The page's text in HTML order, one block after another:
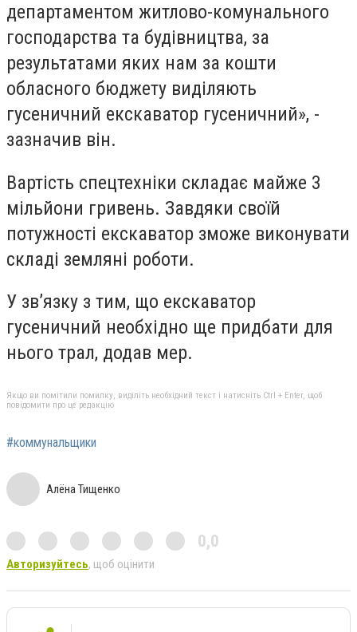
департаментом житлово-комунального
господарства та будівництва, за
результатами яких нам за кошти
обласного бюджету виділяють
гусеничний екскаватор гусеничний», -
зазначив він.
Вартість спецтехніки складає майже 3
мільйони гривень. Завдяки своїй
потужності екскаватор зможе виконувати
складі земляні роботи.
У зв’язку з тим, що екскаватор
гусеничний необхідно ще придбати для
нього трал, додав мер.
Якщо ви помітили помилку, виділіть необхідний текст і натисніть Ctrl + Enter, щоб
повідомити про це редакцію
#коммунальщики
Алёна Тищенко
0,0
Авторизуйтесь, щоб оцінити